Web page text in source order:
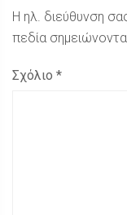
Η ηλ. διεύθυνση
πεδία
Σχόλιο *